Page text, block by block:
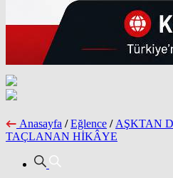
Anasayfa / Eğlence / AŞKTAN
TAÇLANAN HİKÂYE